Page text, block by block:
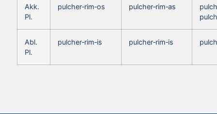
Akk.
Pl.
pulcher‑rim‑os pulcher‑rim‑as
Abl.
Pl.
pulcher‑rim‑is pulcher‑rim‑is